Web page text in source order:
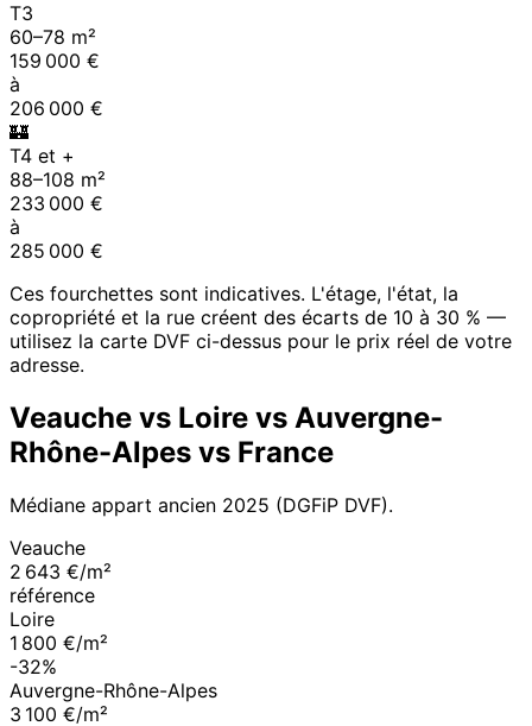
T3
60–78 m²
159 000 €
à
206 000 €
🏰
T4 et +
88–108 m²
233 000 €
à
285 000 €
Ces fourchettes sont indicatives. L'étage, l'état, la
copropriété et la rue créent des écarts de 10 à 30 % —
utilisez la carte DVF ci-dessus pour le prix réel de votre
adresse.
Veauche vs Loire vs Auvergne-
Rhône-Alpes vs France
Médiane appart ancien 2025 (DGFiP DVF).
Veauche
2 643 €/m²
référence
Loire
1 800 €/m²
-32%
Auvergne-Rhône-Alpes
3 100 €/m²